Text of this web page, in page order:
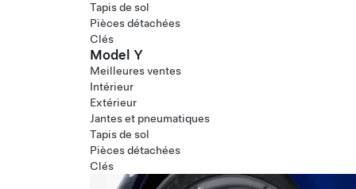
Tapis de sol
Pièces détachées
Clés
Model Y
Meilleures ventes
Intérieur
Extérieur
Jantes et pneumatiques
Tapis de sol
Pièces détachées
Clés